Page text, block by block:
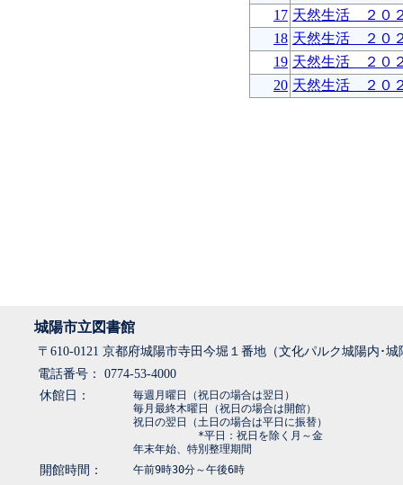
17 天然生活 ２０
18 天然生活 ２０
19 天然生活 ２０
20 天然生活 ２０
城陽市立図書館
〒610-0121 京都府城陽市寺田今堀１番地（文化パルク城陽内･
電話番号： 0774-53-4000
休館日：
毎週月曜日（祝日の場合は翌日）
毎月最終木曜日（祝日の場合は開館）
祝日の翌日（土日の場合は平日に振替）
*平日：祝日を除く月～金
年末年始、特別整理期間
開館時間： 午前9時30分～午後6時